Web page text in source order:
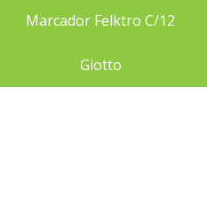
Marcador Felktro C/12
Giotto